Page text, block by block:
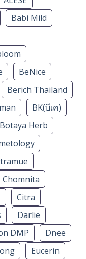
Babi Mild
BeNice
Berich Thailand
BK(บีเค)
Botaya Herb
Chomnita
Citra
Darlie
DMP
Dnee
Eucerin